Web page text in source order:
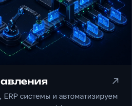
ERP системы и автоматизируем